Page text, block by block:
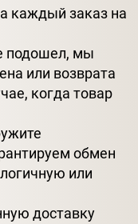
каждый заказ на
подошел, мы
или возврата
когда товар
обмен
или
доставку